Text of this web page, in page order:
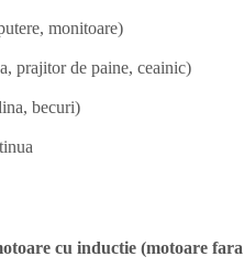
monitoare)
prajitor de paine, ceainic)
becuri)
cu inductie (motoare